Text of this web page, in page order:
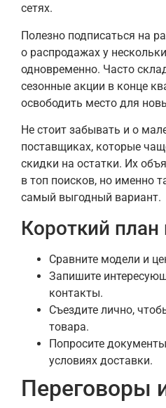
сетях.
Полезно подписаться на
о распродажах у
одновременно. Часто
сезонные акции в конце
освободить место для
Не стоит забывать и о
поставщиках, которые
скидки на остатки. Их
в топ поисков, но именно
самый выгодный вариант.
Короткий план
Сравните модели и
Запишите
контакты.
Съездите лично,
товара.
Попросите
условиях доставки.
Переговоры